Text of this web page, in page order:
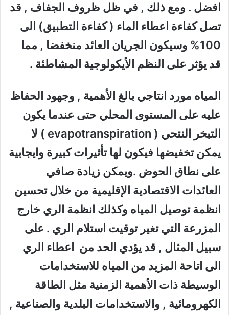
افضل . ومع ذلك , في ظل ظروف الجفاف , قد
تصل كفاءة اعطاء الماء ( كفاءة التطبيق) الى
100% وسيكون الجريان العائد منخفضا , مما
قد يؤثر على النظم الأيكولوجية المشاطئة .
المياه مورد انتاجي بالغ الأهمية , وجهود الحفاظ
عليه على المستوى المحلي حتى عندما يكون
التبخر النتحي ( evapotranspiration )
لا
يمكن تخفيضها فيكون لها تأثيرات كبيرة وايجابية
على نطاق الحوض .ويمكن زيادة صافي
العائدات الاقتصادية الإقليمية من خلال تحسين
انظمة توصيل المياه وكذلك انظمة الري خارج
المزرعة التي تغير توقيت استلام الري . على
سبيل المثال , قد يؤدي الحد من اعطاء الري
الى اتاحة المزيد من المياه للاستخدامات
الوسيطة ذات الأهمية الزمنية مثل الطاقة
الكهرومائية , والاستخدامات البلدية والصناعية ,